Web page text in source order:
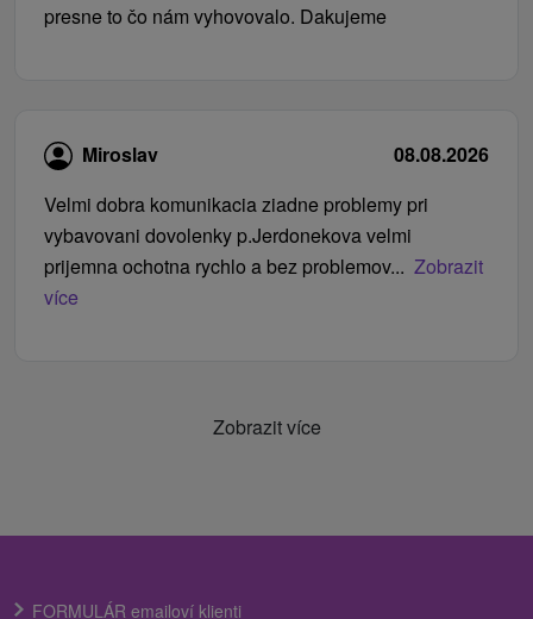
presne to čo nám vyhovovalo. Dakujeme
Miroslav
08.08.2026
Velmi dobra komunikacia ziadne problemy pri
vybavovani dovolenky p.Jerdonekova velmi
prijemna ochotna rychlo a bez problemov... Zobrazit
více
Zobrazit více
FORMULÁR emailoví klienti